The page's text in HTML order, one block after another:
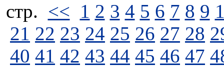
стp. << 1 2 3 4 5 6 7 8 9
21 22 23 24 25 26 27 28
40 41 42 43 44 45 46 47